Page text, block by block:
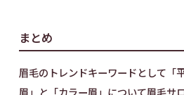
まとめ
眉毛のトレンドキーワードとして「
眉」と「カラー眉」について眉毛サ